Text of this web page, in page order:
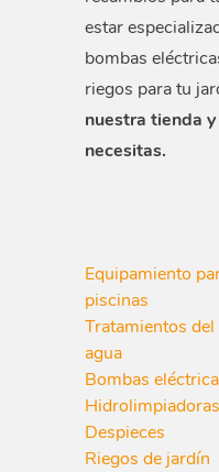
estar
bombas
riegos para tu
nuestra tienda
necesitas.
Equipamiento
piscinas
Tratamientos del
agua
Bombas
Hidrolimpiadoras
Despieces
Riegos de jardín